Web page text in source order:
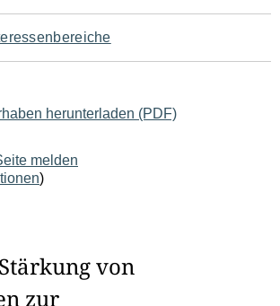
herunterladen (PDF)
melden
)
von
zur